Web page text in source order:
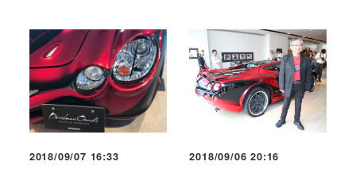
2018/09/07 16:33 2018/09/06 20:16